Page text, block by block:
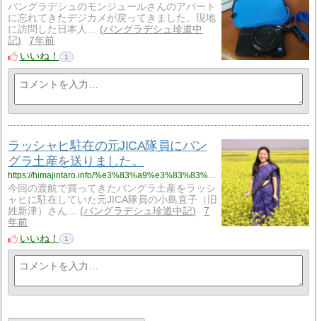
バングラデシュのモンジュールさんのアパート
に忘れてきたデジカメが戻ってきました。現地
に訪問した日本人…
バングラデシュ珍道中
記
7年前
いいね！
1
ラッシャヒ駐在の元JICA隊員にバン
グラ土産を送りました。
https://himajintaro.info/%e3%83%a9%e3%83%83%e3%82%b7%e3%83%a3%e3%83%92%e9%a7%90%e5%9c%a8%e3%81%ae%e5%85%83jica%e9%9a%8a%e5%93%a1%e3%81%ab%e3%83%90%e3%83%b3%e3%82%b0%e3%83%a9%e5%9c%9f%e7%94%a3%e3%82%92%e9%80%81%e3%82%8a/
今回の渡航で買ってきたバングラ土産をラッシ
ャヒに駐在していた元JICA隊員の小島直子（旧
姓新津）さん…
バングラデシュ珍道中記
7
年前
いいね！
1